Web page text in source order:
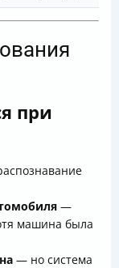
при
—
машина была
— но система